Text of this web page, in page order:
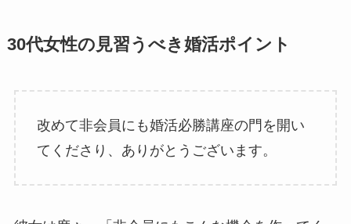
30代女性の見習うべき婚活ポイント
改めて非会員にも婚活必勝講座の門を開い
てくださり、ありがとうございます。